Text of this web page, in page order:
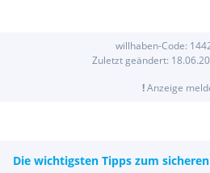
willhaben-Code:
Zuletzt geändert:
!Anzeige
Die wichtigsten Tipps zum